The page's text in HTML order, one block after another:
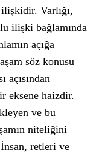
Varlığı,
ilişki bağlamında
açığa
söz konusu
açısından
eksene haizdir.
ve bu
niteliğini
retleri ve